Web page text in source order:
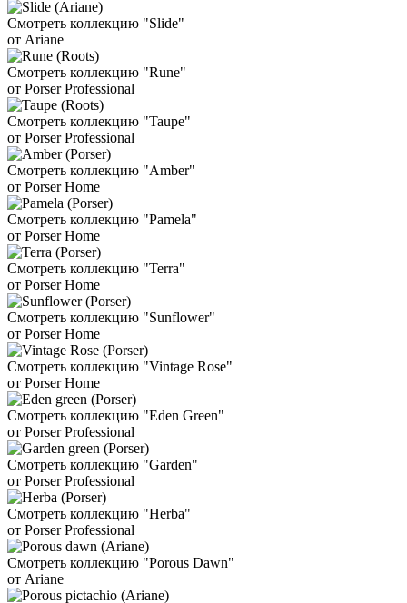
Смотреть коллекцию "Slide"
от Ariane
Смотреть коллекцию "Rune"
от Porser Professional
Смотреть коллекцию "Taupe"
от Porser Professional
Смотреть коллекцию "Amber"
от Porser Home
Смотреть коллекцию "Pamela"
от Porser Home
Смотреть коллекцию "Terra"
от Porser Home
Смотреть коллекцию "Sunflower"
от Porser Home
Смотреть коллекцию "Vintage Rose"
от Porser Home
Смотреть коллекцию "Eden Green"
от Porser Professional
Смотреть коллекцию "Garden"
от Porser Professional
Смотреть коллекцию "Herba"
от Porser Professional
Смотреть коллекцию "Porous Dawn"
от Ariane